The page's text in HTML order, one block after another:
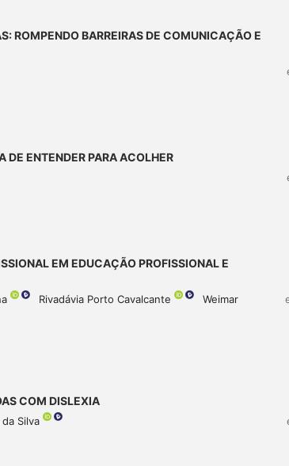
ROMPENDO BARREIRAS DE COMUNICAÇÃO E
DE ENTENDER PARA ACOLHER
EM EDUCAÇÃO PROFISSIONAL E
Rivadávia Porto Cavalcante
Weimar
COM DISLEXIA
Silva